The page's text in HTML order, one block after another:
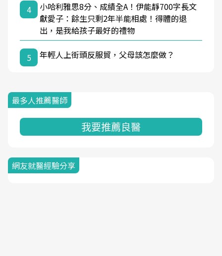
4
小哈利雅思8分、成績全A！伊能靜700字長文
獻愛子：餘生只剩2年半能相處！得體的退
出，是我給孩子最好的禮物
5 年輕人上街頭反服貿，父母該怎麼做？
最多人推薦醫師
我要推薦良醫
網友就醫經驗分享